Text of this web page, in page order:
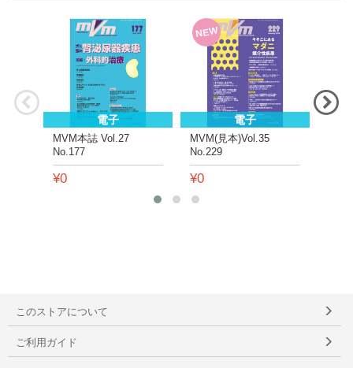
電子
MVM本誌 Vol.27
No.177
¥0
NEW
電子
MVM(見本)Vol.35
No.229
¥0
このストアについて
ご利用ガイド